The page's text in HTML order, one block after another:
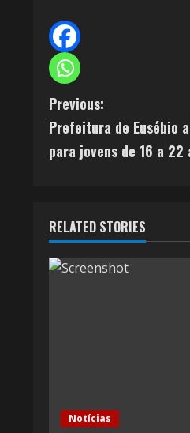
C
o
i
n
Previous:
Prefeitura de Eusébio
para jovens de 16 a 22
RELATED STORIES
Notícias